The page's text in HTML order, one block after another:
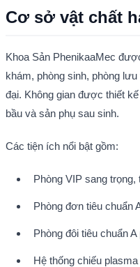
Cơ sở vật chất
Khoa Sản PhenikaaMec
khám, phòng sinh, phòng
đại. Không gian được thiết
bầu và sản phụ sau sinh.
Các tiện ích nổi bật gồm:
Phòng VIP sang trọng,
Phòng đơn tiêu chuẩn
Phòng đôi tiêu chuẩn
Hệ thống chiếu